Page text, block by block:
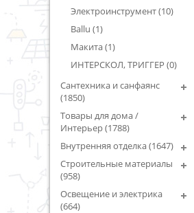
Электроинструмент (10)
Ballu (1)
Макита (1)
ИНТЕРСКОЛ, ТРИГГЕР (0)
Сантехника и санфаянс
(1850)
Товары для дома /
Интерьер (1788)
Внутренняя отделка (1647)
Строительные материалы
(958)
Освещение и электрика
(664)